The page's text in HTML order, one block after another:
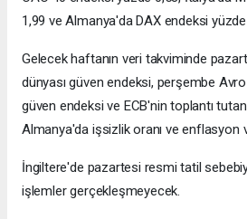
1,99 ve Almanya'da DAX endeksi
Gelecek haftanın veri takviminde
dünyası güven endeksi, perşembe
güven endeksi ve ECB'nin toplantı
Almanya'da işsizlik oranı ve enflasyon
İngiltere'de pazartesi resmi tatil
işlemler gerçekleşmeyecek.